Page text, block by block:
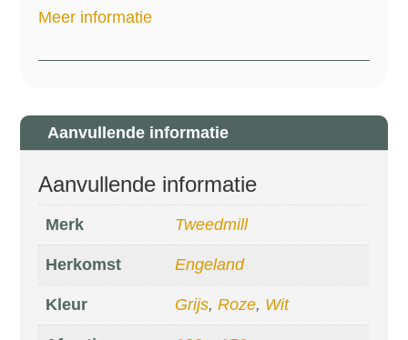
Meer informatie
Aanvullende informatie
Aanvullende informatie
Merk Tweedmill
Herkomst Engeland
Kleur Grijs,Roze, Wit